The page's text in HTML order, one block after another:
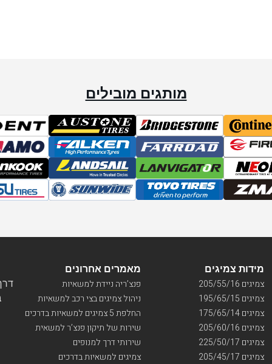
מותגים מובילים
דרך
מאמרים אחרונים
פנצ’ריה ניידת למשאיות
ניהול צמיגים בצי רכב למשאיות
החלפת 5 צמיגים למשאיות בדרכים
שירות של תיקון פנצ’ר למשאית
שירותי דרך למנופים
צמיגים למשאיות בדרכים
מידות צמיגים
צמיגים 205/55/16
צמיגים 195/65/15
צמיגים 175/65/14
צמיגים 205/60/16
צמיגים 225/50/17
צמיגים 205/45/17